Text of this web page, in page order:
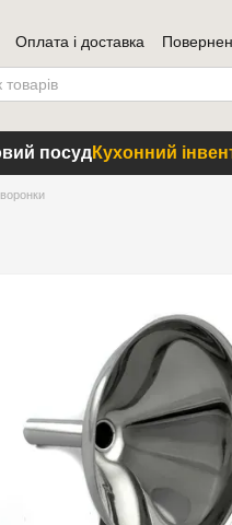
Оплата і доставка
посудКухонний